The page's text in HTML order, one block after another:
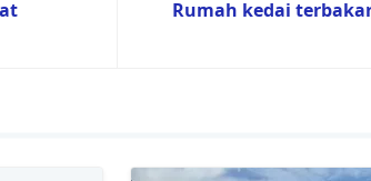
Rumah kedai